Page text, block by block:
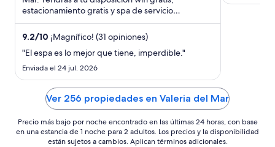
en
total
noche
del
ago
al
24
ago
estacionamiento gratis y spa de servicio
completo. Estarás muy cerca ...
9.2/10 ¡Magnífico! (31 opiniones)
"El espa es lo mejor que tiene, imperdible."
Enviada el 24 jul. 2026
Ver 256 propiedades en Valeria del Mar
Precio más bajo por noche encontrado en las últimas 24 horas, con base
en una estancia de 1 noche para 2 adultos. Los precios y la disponibilidad
están sujetos a cambios. Aplican términos adicionales.